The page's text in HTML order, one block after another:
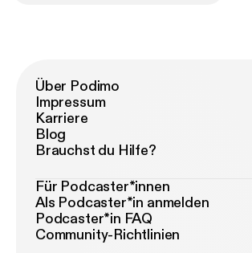
Über Podimo
Impressum
Karriere
Blog
Brauchst du Hilfe?
Für Podcaster*innen
Als Podcaster*in anmelden
Podcaster*in FAQ
Community-Richtlinien